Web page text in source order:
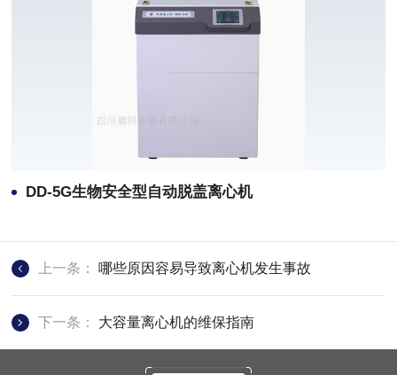
DD-5G生物安全型自动脱盖离心机
上一条： 哪些原因容易导致离心机发生事故
下一条： 大容量离心机的维保指南